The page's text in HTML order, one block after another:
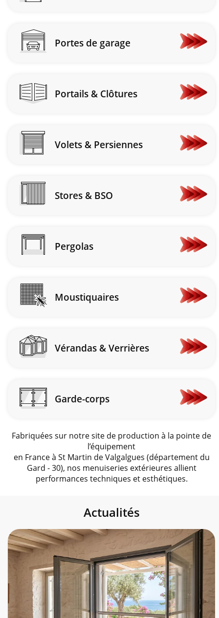
Portes de garage
En
Portails & Clôtures
En
Volets & Persiennes
En
Stores & BSO
En
Pergolas
En
Moustiquaires
En
Vérandas & Verrières
En
Garde-corps
En
Fabriquées sur notre site de production à la pointe de
l’équipement
en France à St Martin de Valgalgues (département du
Gard - 30), nos menuiseries extérieures allient
performances techniques et esthétiques.
Actualités